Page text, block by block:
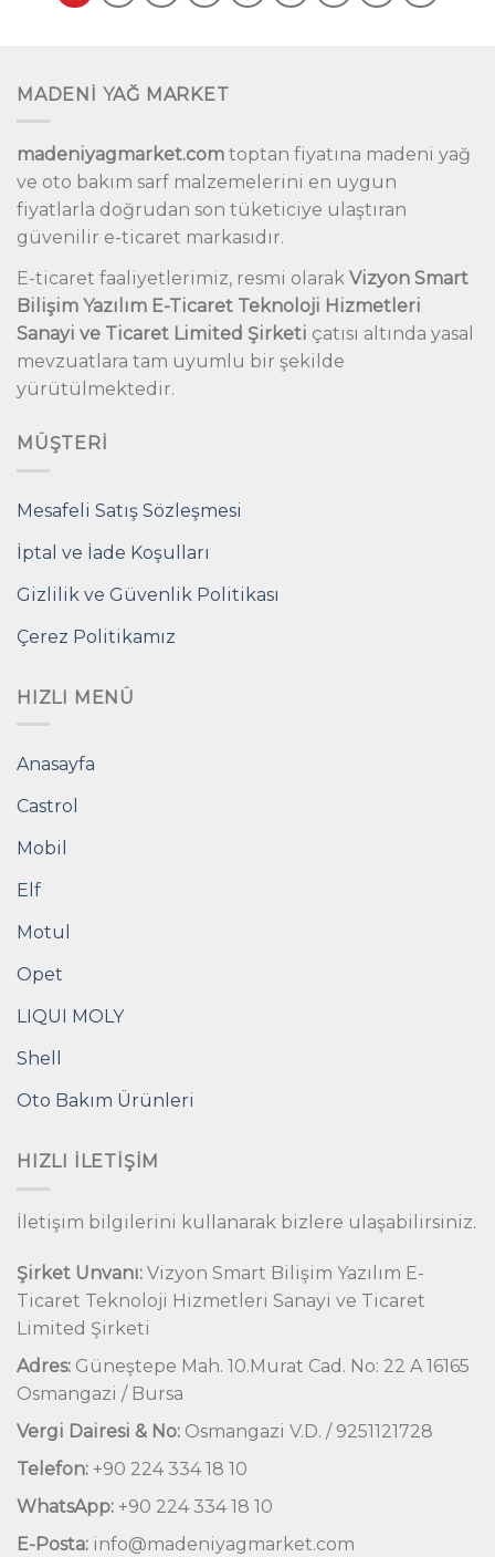
MADENİ YAĞ MARKET
madeniyagmarket.com toptan fiyatına madeni yağ
ve oto bakım sarf malzemelerini en uygun
fiyatlarla doğrudan son tüketiciye ulaştıran
güvenilir e-ticaret markasıdır.
E-ticaret faaliyetlerimiz, resmi olarak Vizyon Smart
Bilişim Yazılım E-Ticaret Teknoloji Hizmetleri
Sanayi ve Ticaret Limited Şirketi çatısı altında yasal
mevzuatlara tam uyumlu bir şekilde
yürütülmektedir.
MÜŞTERI
Mesafeli Satış Sözleşmesi
İptal ve İade Koşulları
Gizlilik ve Güvenlik Politikası
Çerez Politikamız
HIZLI MENÜ
Anasayfa
Castrol
Mobil
Elf
Motul
Opet
LIQUI MOLY
Shell
Oto Bakım Ürünleri
HIZLI İLETIŞIM
İletişim bilgilerini kullanarak bizlere ulaşabilirsiniz.
Şirket Unvanı: Vizyon Smart Bilişim Yazılım E-
Ticaret Teknoloji Hizmetleri Sanayi ve Ticaret
Limited Şirketi
Adres: Güneştepe Mah. 10.Murat Cad. No: 22 A 16165
Osmangazi / Bursa
Vergi Dairesi & No: Osmangazi V.D. / 9251121728
Telefon: +90 224 334 18 10
WhatsApp: +90 224 334 18 10
E-Posta: info@madeniyagmarket.com